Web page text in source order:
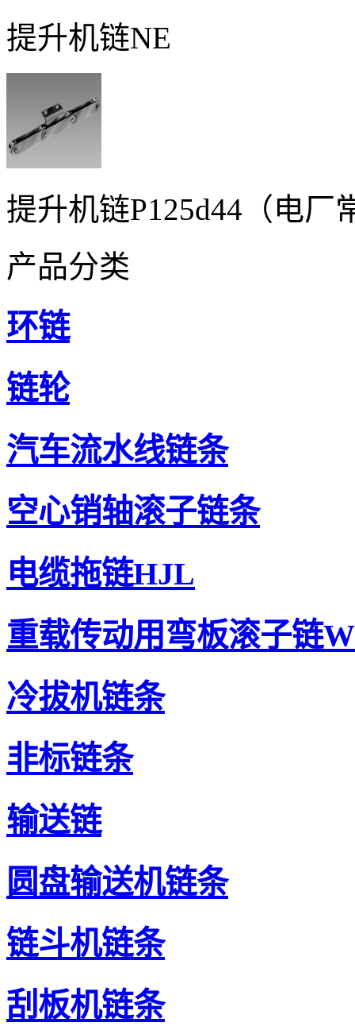
提升机链NE
提升机链P125d44（电厂
产品分类
环链
链轮
汽车流水线链条
空心销轴滚子链条
电缆拖链HJL
重载传动用弯板滚子链
冷拔机链条
非标链条
输送链
圆盘输送机链条
链斗机链条
刮板机链条